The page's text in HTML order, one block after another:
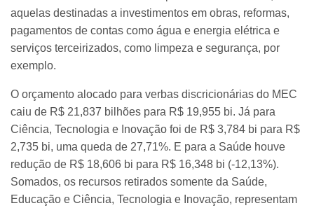
aquelas destinadas a investimentos em obras, reformas,
pagamentos de contas como água e energia elétrica e
serviços terceirizados, como limpeza e segurança, por
exemplo.
O orçamento alocado para verbas discricionárias do MEC
caiu de R$ 21,837 bilhões para R$ 19,955 bi. Já para
Ciência, Tecnologia e Inovação foi de R$ 3,784 bi para R$
2,735 bi, uma queda de 27,71%. E para a Saúde houve
redução de R$ 18,606 bi para R$ 16,348 bi (-12,13%).
Somados, os recursos retirados somente da Saúde,
Educação e Ciência, Tecnologia e Inovação, representam